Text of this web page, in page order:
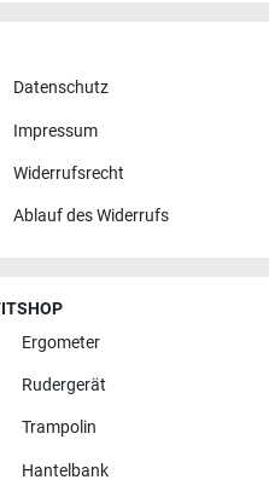
Datenschutz
Impressum
Widerrufsrecht
Ablauf des Widerrufs
Ergometer
Rudergerät
Trampolin
Hantelbank